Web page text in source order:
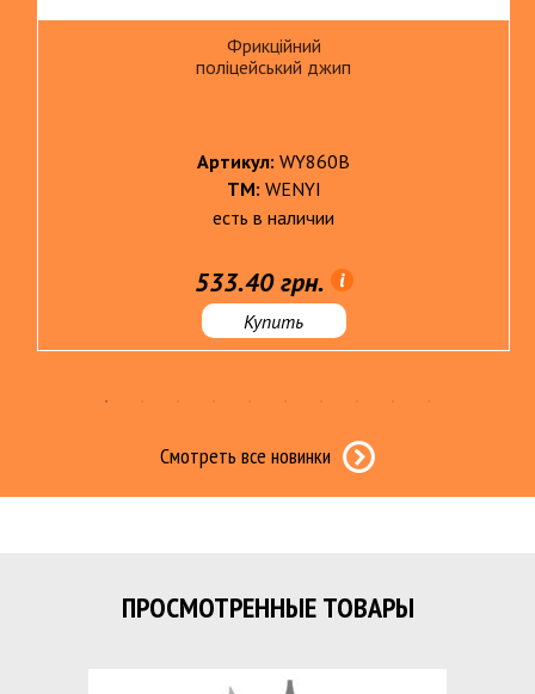
Фрикційний
поліцейський джип
Артикул: WY860B
ТМ: WENYI
есть в наличии
533.40 грн.
Купить
Смотреть все новинки
ПРОСМОТРЕННЫЕ ТОВАРЫ